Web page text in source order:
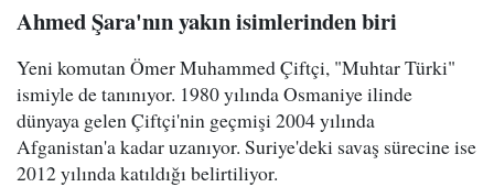
Ahmed Şara'nın yakın isimlerinden biri
Yeni komutan Ömer Muhammed Çiftçi, "Muhtar Türki"
ismiyle de tanınıyor. 1980 yılında Osmaniye ilinde
dünyaya gelen Çiftçi'nin geçmişi 2004 yılında
Afganistan'a kadar uzanıyor. Suriye'deki savaş sürecine ise
2012 yılında katıldığı belirtiliyor.